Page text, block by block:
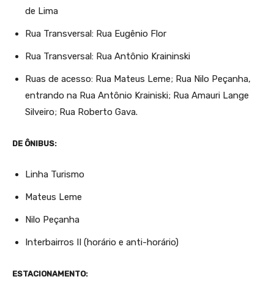
de Lima
Rua Transversal: Rua Eugênio Flor
Rua Transversal: Rua Antônio Kraininski
Ruas de acesso: Rua Mateus Leme; Rua Nilo Peçanha,
entrando na Rua Antônio Krainiski; Rua Amauri Lange
Silveiro; Rua Roberto Gava.
DE ÔNIBUS:
Linha Turismo
Mateus Leme
Nilo Peçanha
Interbairros II (horário e anti-horário)
ESTACIONAMENTO: